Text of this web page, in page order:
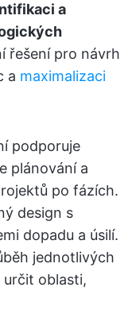
a
řešení pro návrh
a maximalizaci
podporuje
plánování a
po fázích.
design s
dopadu a úsilí.
jednotlivých
určit oblasti,